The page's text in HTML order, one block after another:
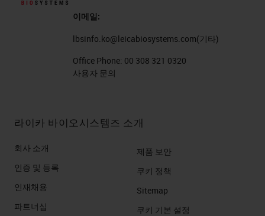
이메일:
lbsinfo.ko@leicabiosystems.com(기타)
Office Phone: 00 308 321 0320
사용자 문의
라이카 바이오시스템즈 소개
회사 소개
인증 및 등록
인재채용
파트너십
제품 보안
쿠키 정책
Sitemap
쿠키 기본 설정